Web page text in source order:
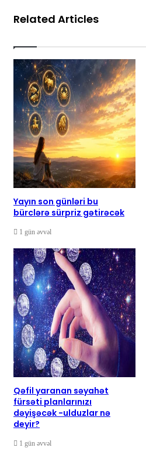
Related Articles
Yayın son günləri bu
bürclərə sürpriz gətirəcək
1 gün əvvəl
Qəfil yaranan səyahət
fürsəti planlarınızı
dəyişəcək -ulduzlar nə
deyir?
1 gün əvvəl